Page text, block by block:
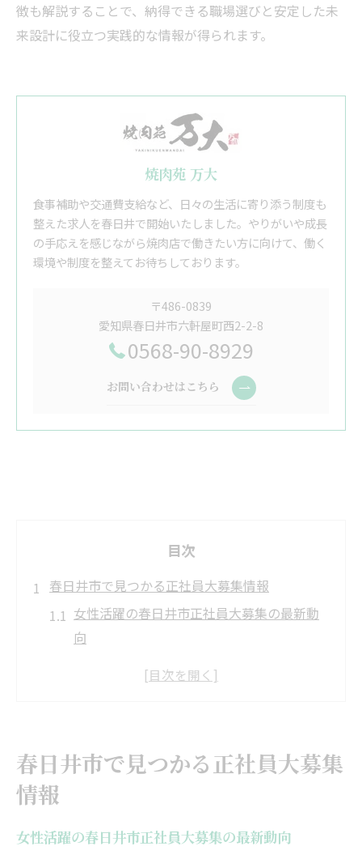
徴も解説することで、納得できる職場選びと安定した未
来設計に役立つ実践的な情報が得られます。
焼肉苑 万大
食事補助や交通費支給など、日々の生活に寄り添う制度も
整えた求人を春日井で開始いたしました。やりがいや成長
の手応えを感じながら焼肉店で働きたい方に向けて、働く
環境や制度を整えてお待ちしております。
〒486-0839
愛知県春日井市六軒屋町西2-2-8
0568-90-8929
お問い合わせはこちら
目次
春日井市で見つかる正社員大募集情報
女性活躍の春日井市正社員大募集の最新動
向
正社員大募集求人で注目の事務職を徹底チ
ツ
正社員大募集なら女性も安心の春日井市就職
春日井市で見つかる正社員大募集
情報
女性活躍の春日井市正社員大募集の最新動向